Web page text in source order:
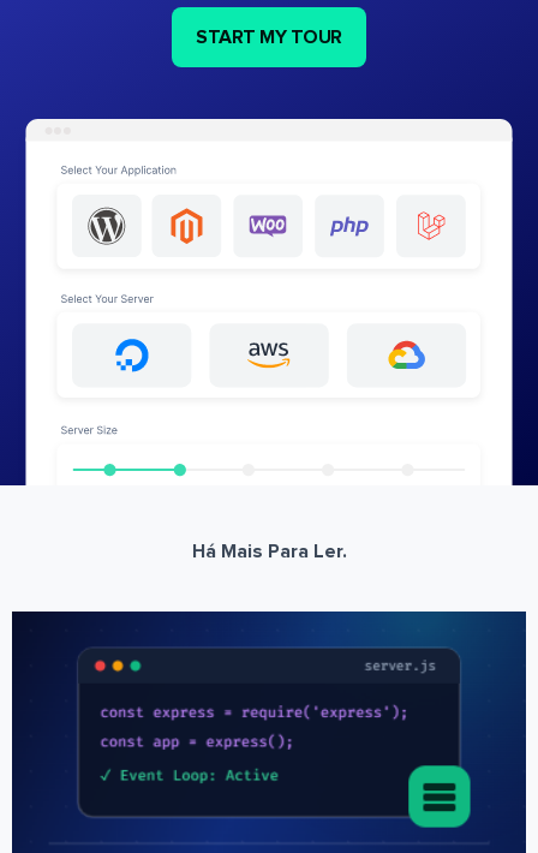
START MY TOUR
Há Mais Para Ler.